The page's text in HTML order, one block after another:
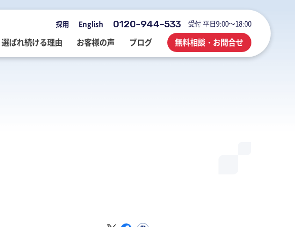
採用 English 0120-944-533 受付 平日9:00～18:00
選ばれ続ける理由 お客様の声 ブログ 無料相談・お問合せ